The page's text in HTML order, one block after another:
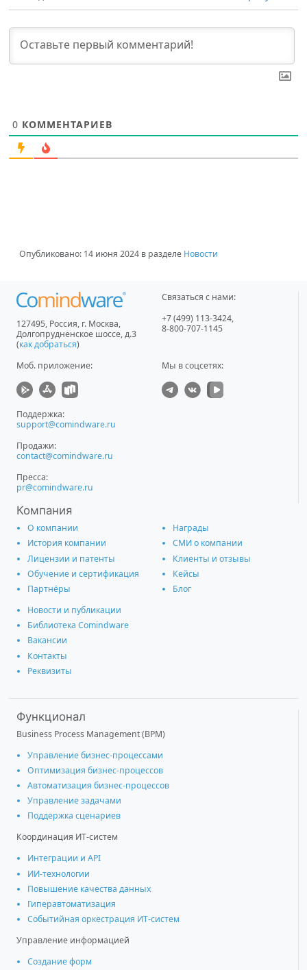
0 КОММЕНТАРИЕВ
Опубликовано: 14 июня 2024 в разделе Новости
127495, Россия, г. Москва,
Долгопрудненское шоссе, д.3
(как добраться)
Связаться с нами:
+7 (499) 113-3424,
8-800-707-1145
Моб. приложение: Мы в соцсетях:
Поддержка:
support@comindware.ru
Продажи:
contact@comindware.ru
Пресса:
pr@comindware.ru
Компания
О компании
История компании
Лицензии и патенты
Обучение и сертификация
Партнёры
Награды
СМИ о компании
Клиенты и отзывы
Кейсы
Блог
Новости и публикации
Библиотека Comindware
Вакансии
Контакты
Реквизиты
Функционал
Business Process Management (BPM)
Управление бизнес-процессами
Оптимизация бизнес-процессов
Автоматизация бизнес-процессов
Управление задачами
Поддержка сценариев
Координация ИТ-систем
Интеграции и АРІ
ИИ-технологии
Повышение качества данных
Гиперавтоматизация
Событийная оркестрация ИТ-систем
Управление информацией
Создание форм